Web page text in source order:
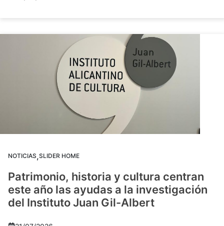
NOTICIAS,SLIDER HOME
Patrimonio, historia y cultura centran
este año las ayudas a la investigación
del Instituto Juan Gil-Albert